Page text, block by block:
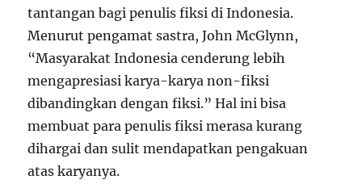
tantangan bagi penulis fiksi di Indonesia.
Menurut pengamat sastra, John McGlynn,
“Masyarakat Indonesia cenderung lebih
mengapresiasi karya-karya non-fiksi
dibandingkan dengan fiksi.” Hal ini bisa
membuat para penulis fiksi merasa kurang
dihargai dan sulit mendapatkan pengakuan
atas karyanya.